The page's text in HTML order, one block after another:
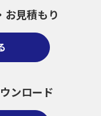
お見積もり
ンロード